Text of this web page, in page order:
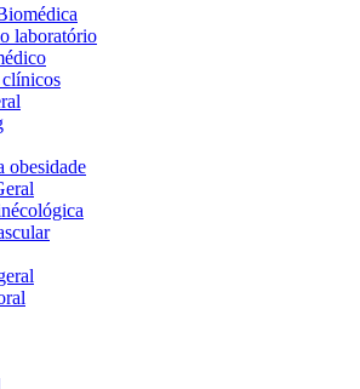
laboratório
obesidade